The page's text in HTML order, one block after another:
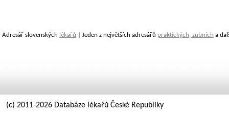
Adresář slovenských lékařů | Jeden z největších adresářů praktických, zubních a
(c) 2011-2026 Databáze lékařů České Republiky